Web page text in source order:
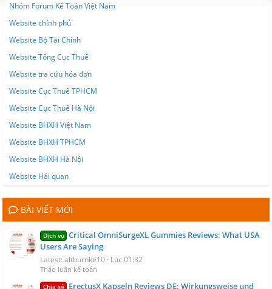
Nhóm Forum Kế Toán Việt Nam
Website chính phủ
Website Bộ Tài Chính
Website Tổng Cục Thuế
Website tra cứu hóa đơn
Website Cục Thuế TPHCM
Website Cục Thuế Hà Nội
Website BHXH Việt Nam
Website BHXH TPHCM
Website BHXH Hà Nội
Website Hải quan
BÀI VIẾT MỚI
Dịch vụ Critical OmniSurgeXL Gummies Reviews: What USA
Users Are Saying
Latest: altburnke10 Lúc 01:32
Thảo luận kế toán
Chia sẻ ErectusX Kapseln Reviews DE: Wirkungsweise und